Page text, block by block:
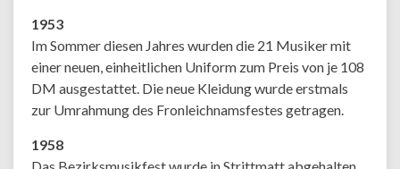
1953
Im Sommer diesen Jahres wurden die 21 Musiker mit
einer neuen, einheitlichen Uniform zum Preis von je 108
DM ausgestattet. Die neue Kleidung wurde erstmals
zur Umrahmung des Fronleichnamsfestes getragen.
1958